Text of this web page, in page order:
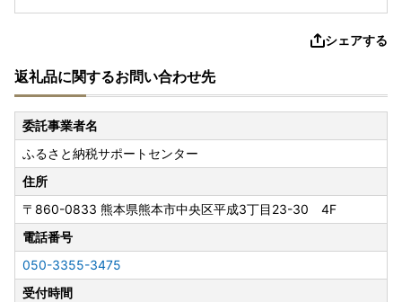
シェアする
返礼品に関するお問い合わせ先
委託事業者名
ふるさと納税サポートセンター
住所
〒860-0833 熊本県熊本市中央区平成3丁目23-30 4F
電話番号
050-3355-3475
受付時間